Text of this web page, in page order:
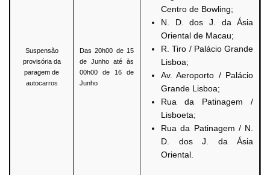
Suspensão
provisória da
paragem de
autocarros
Das 20h00 de 15
de Junho até às
00h00 de 16 de
Junho
Centro de Bowling;
N. D. dos J. da Ásia
Oriental de Macau;
R. Tiro / Palácio Grande
Lisboa;
Av. Aeroporto / Palácio
Grande Lisboa;
Rua da Patinagem /
Lisboeta;
Rua da Patinagem / N.
D. dos J. da Ásia
Oriental.